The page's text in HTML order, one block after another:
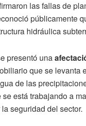
las fallas de
públicamente
hidráulica
presentó una
que se levanta
de las
está trabajando a
seguridad del sector.